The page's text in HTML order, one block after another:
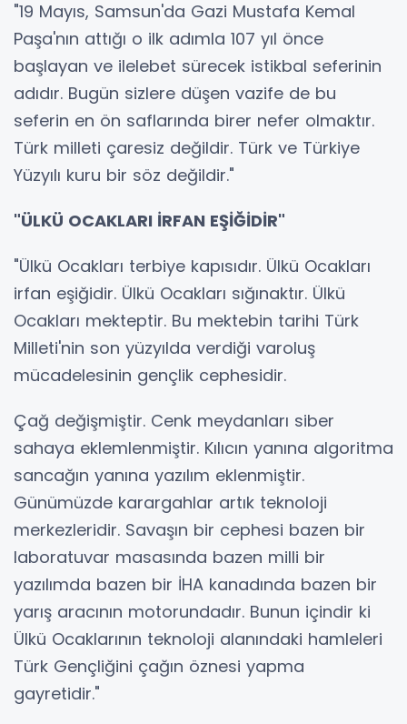
"19 Mayıs, Samsun'da Gazi Mustafa Kemal
Paşa'nın attığı o ilk adımla 107 yıl önce
başlayan ve ilelebet sürecek istikbal seferinin
adıdır. Bugün sizlere düşen vazife de bu
seferin en ön saflarında birer nefer olmaktır.
Türk milleti çaresiz değildir. Türk ve Türkiye
Yüzyılı kuru bir söz değildir."
"ÜLKÜ OCAKLARI İRFAN EŞİĞİDİR"
"Ülkü Ocakları terbiye kapısıdır. Ülkü Ocakları
irfan eşiğidir. Ülkü Ocakları sığınaktır. Ülkü
Ocakları mekteptir. Bu mektebin tarihi Türk
Milleti'nin son yüzyılda verdiği varoluş
mücadelesinin gençlik cephesidir.
Çağ değişmiştir. Cenk meydanları siber
sahaya eklemlenmiştir. Kılıcın yanına algoritma
sancağın yanına yazılım eklenmiştir.
Günümüzde karargahlar artık teknoloji
merkezleridir. Savaşın bir cephesi bazen bir
laboratuvar masasında bazen milli bir
yazılımda bazen bir İHA kanadında bazen bir
yarış aracının motorundadır. Bunun içindir ki
Ülkü Ocaklarının teknoloji alanındaki hamleleri
Türk Gençliğini çağın öznesi yapma
gayretidir."